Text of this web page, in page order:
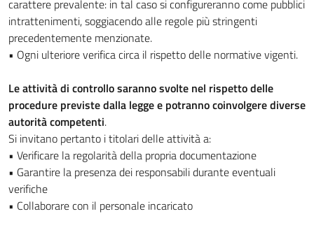
carattere prevalente: in tal caso si configureranno come pubblici
intrattenimenti, soggiacendo alle regole più stringenti
precedentemente menzionate.
• Ogni ulteriore verifica circa il rispetto delle normative vigenti.
Le attività di controllo saranno svolte nel rispetto delle
procedure previste dalla legge e potranno coinvolgere diverse
autorità competenti.
Si invitano pertanto i titolari delle attività a:
• Verificare la regolarità della propria documentazione
• Garantire la presenza dei responsabili durante eventuali
verifiche
• Collaborare con il personale incaricato